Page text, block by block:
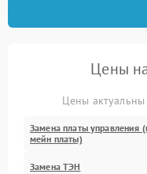
Цены
Цены
Замена платы управления
мейн платы)
Замена ТЭН